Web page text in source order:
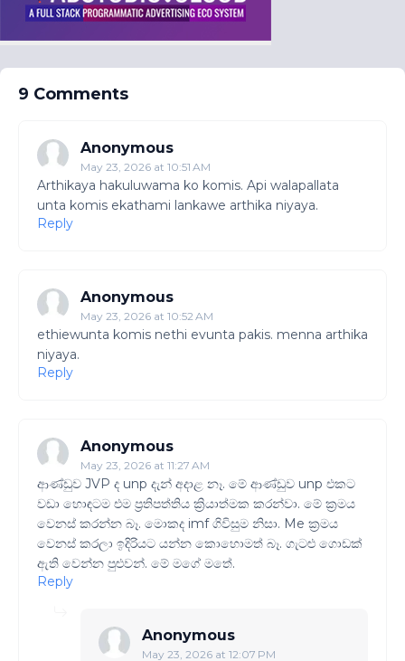
9 Comments
Anonymous
May 23, 2026 at 10:51 AM
Arthikaya hakuluwama ko komis. Api walapallata
unta komis ekathami lankawe arthika niyaya.
Reply
Anonymous
May 23, 2026 at 10:52 AM
ethiewunta komis nethi evunta pakis. menna arthika
niyaya.
Reply
Anonymous
May 23, 2026 at 11:27 AM
ආණ්ඩුව JVP ද unp දැන් අදාළ නෑ. මේ ආණ්‌ඩුව unp එකට
වඩා හොඳටම එම ප්‍රතිපත්තිය ක්‍රියාත්මක කරන්වා. මේ ක්‍රමය
වෙනස් කරන්න බෑ. මොකද imf ගිවිසුම නිසා. Me ක්‍රමය
වෙනස් කරලා ඉදිරියට යන්න කොහොමත් බෑ. ගැටළු ගොඩක්
ඇති වෙන්න පුළුවන්. මේ මගේ මතේ.
Reply
Anonymous
May 23, 2026 at 12:07 PM